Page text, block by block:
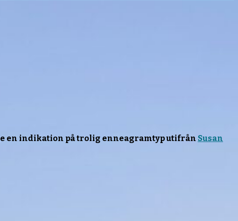
en indikation på trolig enneagramtyp utifrån Susan